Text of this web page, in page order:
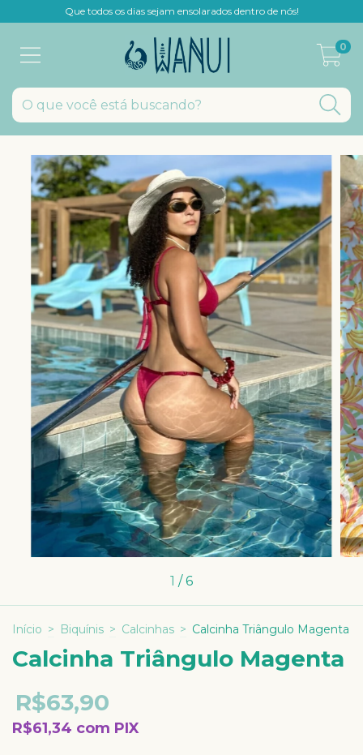
Que todos os dias sejam ensolarados dentro de nós!
0
1 /6
Início > Biquínis > Calcinhas > Calcinha Triângulo Magenta
Calcinha Triângulo Magenta
R$63,90
R$61,34 com PIX